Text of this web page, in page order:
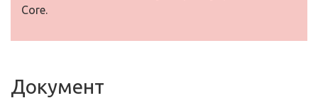
Core.
Документ